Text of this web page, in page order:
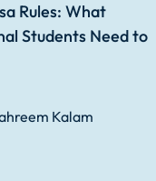
Rules: What
Students Need to
Kalam